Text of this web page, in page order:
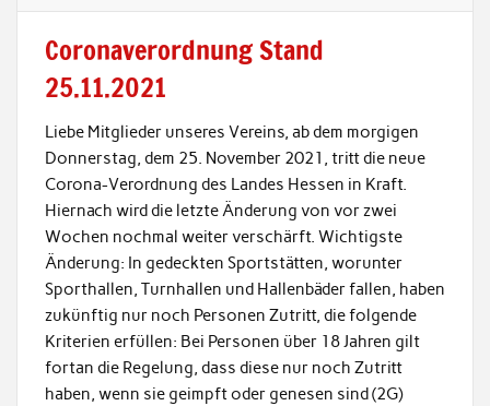
Coronaverordnung Stand
25.11.2021
Liebe Mitglieder unseres Vereins, ab dem morgigen
Donnerstag, dem 25. November 2021, tritt die neue
Corona-Verordnung des Landes Hessen in Kraft.
Hiernach wird die letzte Änderung von vor zwei
Wochen nochmal weiter verschärft. Wichtigste
Änderung: In gedeckten Sportstätten, worunter
Sporthallen, Turnhallen und Hallenbäder fallen, haben
zukünftig nur noch Personen Zutritt, die folgende
Kriterien erfüllen: Bei Personen über 18 Jahren gilt
fortan die Regelung, dass diese nur noch Zutritt
haben, wenn sie geimpft oder genesen sind (2G)